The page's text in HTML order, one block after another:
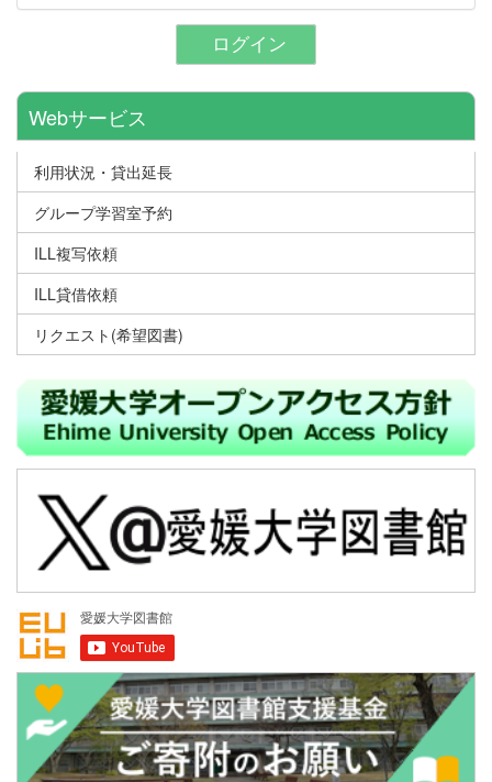
ログイン
Webサービス
利用状況・貸出延長
グループ学習室予約
ILL複写依頼
ILL貸借依頼
リクエスト(希望図書)